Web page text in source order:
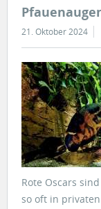
21. Oktober 2024
Rote Oscars
so oft in